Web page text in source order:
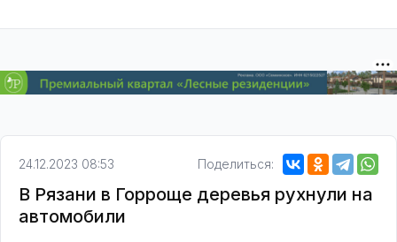
24.12.2023 08:53 Поделиться:
В Рязани в Горроще деревья рухнули на
автомобили